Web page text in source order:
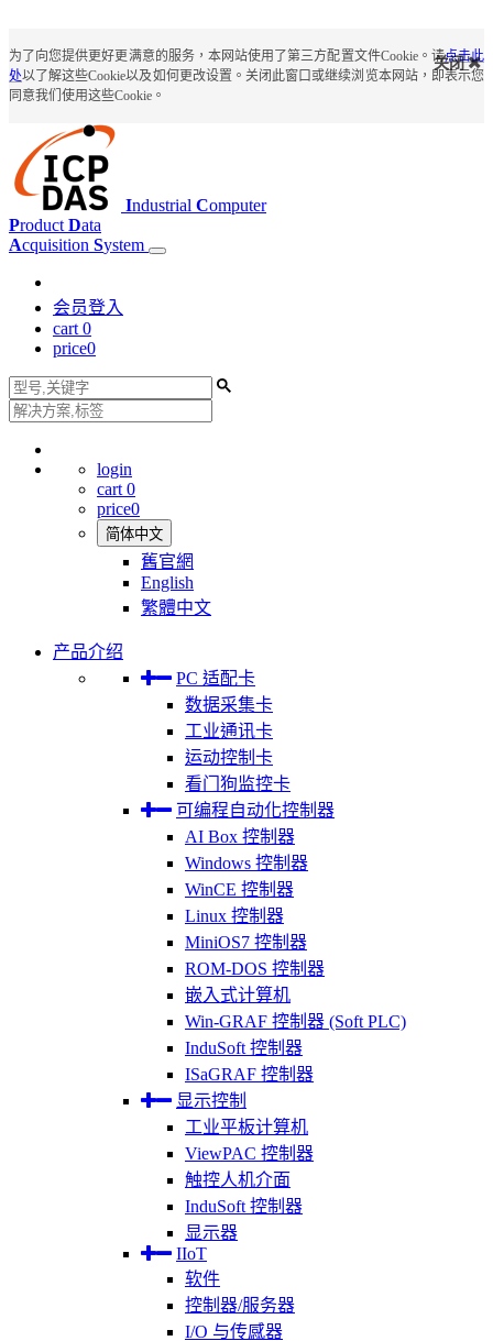
为了向您提供更好更满意的服务，本网站使用了第三方配置文件Cookie。请点击此
处以了解这些Cookie以及如何更改设置。关闭此窗口或继续浏览本网站，即表示您
同意我们使用这些Cookie。
关闭
Industrial Computer
Product Data
Acquisition System
会员登入
cart 0
price0
login
cart 0
price0
简体中文
舊官網
English
繁體中文
产品介绍
PC 适配卡
数据采集卡
工业通讯卡
运动控制卡
看门狗监控卡
可编程自动化控制器
AI Box 控制器
Windows 控制器
WinCE 控制器
Linux 控制器
MiniOS7 控制器
ROM-DOS 控制器
嵌入式计算机
Win-GRAF 控制器 (Soft PLC)
InduSoft 控制器
ISaGRAF 控制器
显示控制
工业平板计算机
ViewPAC 控制器
触控人机介面
InduSoft 控制器
显示器
IIoT
软件
控制器/服务器
I/O 与传感器